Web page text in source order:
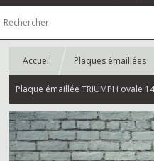
Accueil Plaques émaillées
Plaque émaillée TRIUMPH ovale